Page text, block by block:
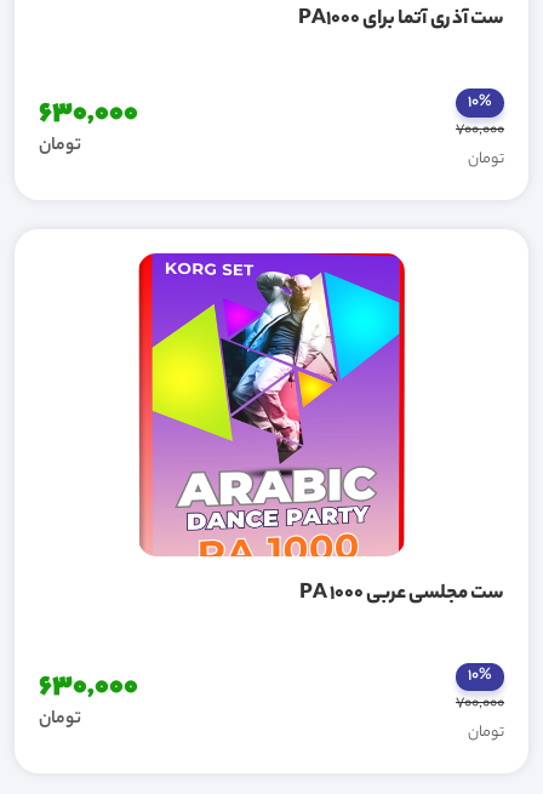
ست آذری آتما برای PA1000
10%
700,000
تومان
630,000
تومان
ست مجلسی عربی PA 1000
10%
700,000
تومان
630,000
تومان